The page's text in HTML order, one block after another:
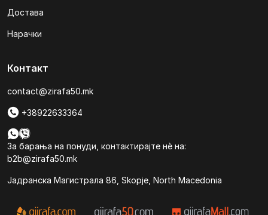
Достава
Нарачки
Контакт
contact@zirafa50.mk
+38922633364
За барања на понуди, контактирајте нѐ на:
b2b@zirafa50.mk
Jадранска Магистрала 86, Skopje, North Macedonia